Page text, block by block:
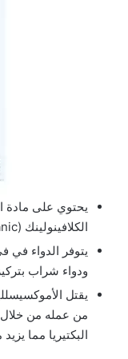
الكلافينولينك (clavulanic).
ودواء شراب بتركيز 457 مجم
يقتل
من عمله من خلال
البكتيريا مما